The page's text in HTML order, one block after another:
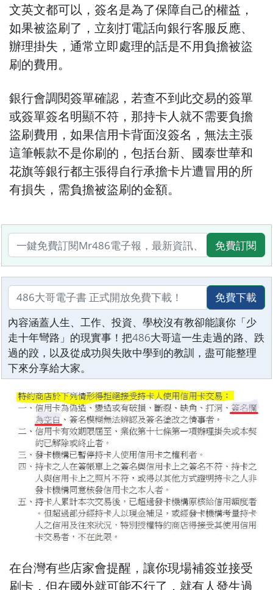
文英文都可以，簽名是為了保障自己的權益，
如果被盜刷了，立刻打電話向銀行客服反應、
辦理掛失，通常立即處理的話是不用負擔被盜
刷的費用。
銀行會調閱簽單確認，若查不到此交易的簽單
或簽單簽名明顯不符，那持卡人就不需要負擔
盜刷費用，如果信用卡背面沒簽名，無法主張
這筆帳款不是你刷的，包括台新、國泰世華和
花旗等銀行都主張得自行承擔卡片遭冒用的所
有損失，需負擔被盜刷的金額。
免費訂閱
免費下載
內容涵蓋人生、工作、投資、學校沒有教卻能讓你「少
走十年彎路」的現實事！把486大哥這一生走過的路、跌
過的跤，以及從成功與失敗中學到的教訓，盡可能整理
下來分享給大家。
在台灣有些店家會提醒，讓你現場補簽並接受
刷卡，但在國外就可能不行了，就有人發生過